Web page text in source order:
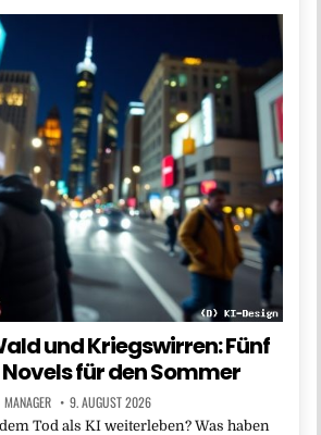
und Kriegswirren: Fünf
für den Sommer
MANAGER 9. AUGUST 2026
Tod als KI weiterleben? Was haben